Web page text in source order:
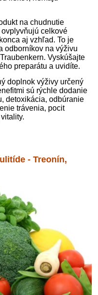
na chudnutie
celkové
aj vzhľad. To je
odborníkov na výživu
Vyskúšajte
preparátu a uvidíte.
doplnok výživy určený
sú rýchle dodanie
detoxikácia, odbúranie
trávenia, pocit
- Treonín,